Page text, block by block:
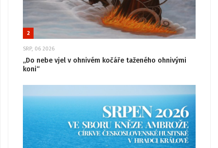
2
SRP, 06 2026
„Do nebe vjel v ohnivém kočáře taženého ohnivými
koni“